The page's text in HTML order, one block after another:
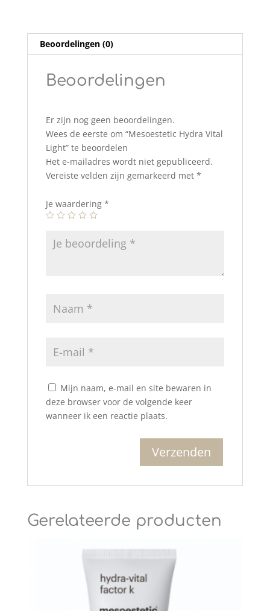
Beoordelingen (0)
Beoordelingen
Er zijn nog geen beoordelingen.
Wees de eerste om “Mesoestetic Hydra Vital
Light” te beoordelen
Het e-mailadres wordt niet gepubliceerd.
Vereiste velden zijn gemarkeerd met *
Je waardering *
Mijn naam, e-mail en site bewaren in
deze browser voor de volgende keer
wanneer ik een reactie plaats.
Gerelateerde producten